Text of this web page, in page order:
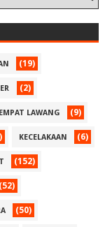
(19)
(2)
EMPAT LAWANG (9)
KECELAKAAN (6)
(152)
(52)
(50)